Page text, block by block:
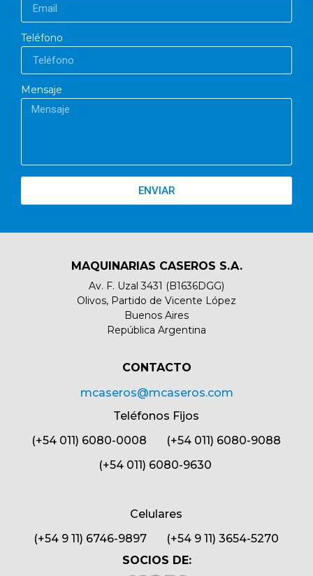
Teléfono
Mensaje
ENVIAR
MAQUINARIAS CASEROS S.A.
Av. F. Uzal 3431 (B1636DGG)
Olivos, Partido de Vicente López
Buenos Aires
República Argentina
CONTACTO​
mcaseros@mcaseros.com
Teléfonos Fijos
(+54 011) 6080-0008 (+54 011) 6080-9088
(+54 011) 6080-9630
Celulares
(+54 9 11) 6746-9897 (+54 9 11) 3654-5270
SOCIOS DE: